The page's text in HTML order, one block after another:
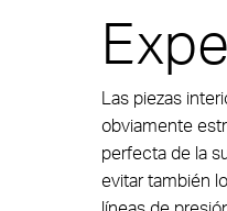
Molde
New Valve
Las piezas
obviamente
perfecta de la
evitar también